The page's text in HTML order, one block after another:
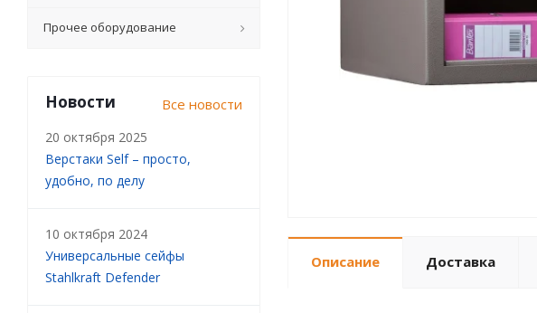
Описание Доставка
Прочее оборудование
Новости Все новости
20 октября 2025
Верстаки Self – просто,
удобно, по делу
10 октября 2024
Универсальные сейфы
Stahlkraft Defender